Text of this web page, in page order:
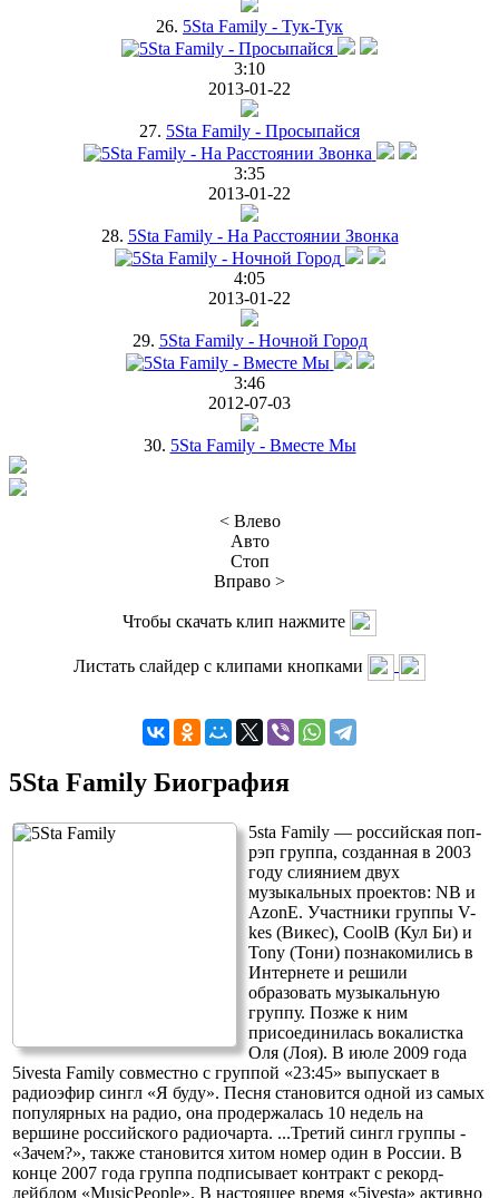
26. 5Sta Family - Тук-Тук
3:10
2013-01-22
27. 5Sta Family - Просыпайся
3:35
2013-01-22
28. 5Sta Family - На Расстоянии Звонка
4:05
2013-01-22
29. 5Sta Family - Ночной Город
3:46
2012-07-03
30. 5Sta Family - Вместе Мы
< Влево
Авто
Стоп
Вправо >
Чтобы скачать клип нажмите
Листать слайдер с клипами кнопками
5Sta Family Биография
5sta Family — российская поп-
рэп группа, созданная в 2003
году слиянием двух
музыкальных проектов: NB и
AzonE. Участники группы V-
kes (Викес), CoolB (Кул Би) и
Tony (Тони) познакомились в
Интернете и решили
образовать музыкальную
группу. Позже к ним
присоединилась вокалистка
Оля (Лоя). В июле 2009 года
5ivesta Family совместно с группой «23:45» выпускает в
радиоэфир сингл «Я буду». Песня становится одной из самых
популярных на радио, она продержалась 10 недель на
вершине российского радиочарта. ...Третий сингл группы -
«Зачем?», также становится хитом номер один в России. В
конце 2007 года группа подписывает контракт с рекорд-
лейблом «MusicPeople». В настоящее время «5ivesta» активно